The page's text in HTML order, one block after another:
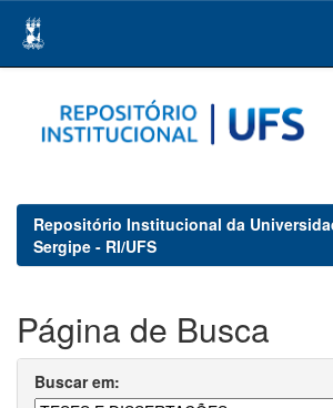
navigation
Repositório Institucional da
Sergipe - RI/UFS
Página de Busca
Buscar em: